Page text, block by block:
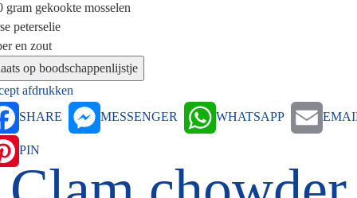
gram gekookte mosselen
peterselie
en zout
afdrukken
SHARE
MESSENGER WHATSAPP
PIN